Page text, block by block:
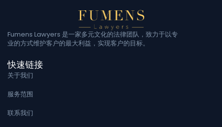
Fumens Lawyers 是一家多元文化的法律团队，致力于以专
业的方式维护客户的最大利益，实现客户的目标。
快速链接
关于我们
服务范围
联系我们